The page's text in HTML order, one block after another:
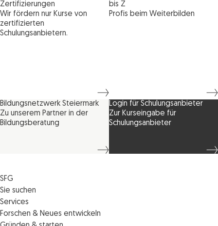
Zertifizierungen
Wir fördern nur Kurse von
zertifizierten
Schulungsanbietern.
bis Z
Profis beim Weiterbilden
Bildungsnetzwerk Steiermark
Zu unserem Partner in der
Bildungsberatung
Login für Schulungsanbieter
Zur Kurseingabe für
Schulungsanbieter
SFG
Die SFG
Jobs
Medienservice
Sie suchen
Förderungen
Finanzierungen
Services
Veranstaltungen
Forschen & Neues entwickeln